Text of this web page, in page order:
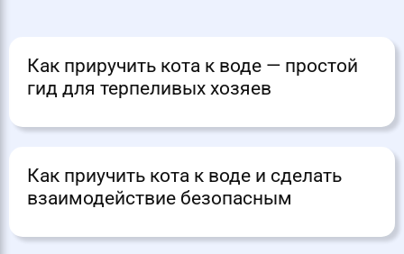
Как приручить кота к воде — простой
гид для терпеливых хозяев
Как приучить кота к воде и сделать
взаимодействие безопасным